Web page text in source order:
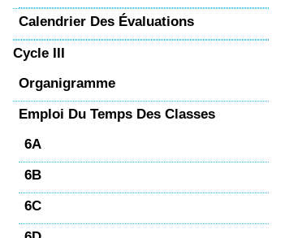
Calendrier Des Évaluations
Cycle III
Organigramme
Emploi Du Temps Des Classes
6A
6B
6C